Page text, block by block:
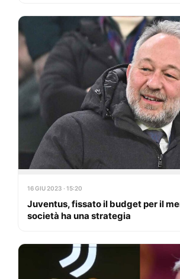
16 GIU 2023 · 15:20
Juventus, fissato il budget per il
società ha una strategia